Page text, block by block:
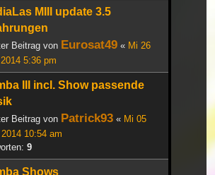
MIII update 3.5
Beitrag von Eurosat49 « Mi 26
5:36 pm
III incl. Show passende
Beitrag von Patrick93 « Mi 05
10:54 am
9
Shows